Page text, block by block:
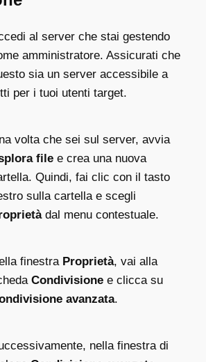
al server che stai gestendo
amministratore. Assicurati che
sia un server accessibile a
per i tuoi utenti target.
volta che sei sul server, avvia
file e crea una nuova
Quindi, fai clic con il tasto
sulla cartella e scegli
dal menu contestuale.
finestra Proprietà, vai alla
Condivisione e clicca su
avanzata.
nella finestra di